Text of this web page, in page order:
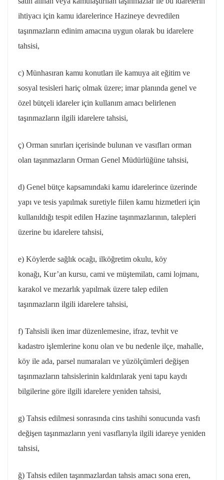
ihtiyacı için kamu idarelerince Hazineye devredilen
taşınmazların edinim amacına uygun olarak bu idarelere
tahsisi,
c) Münhasıran kamu konutları ile kamuya ait eğitim ve
sosyal tesisleri hariç olmak üzere; imar planında genel ve
özel bütçeli idareler için kullanım amacı belirlenen
taşınmazların ilgili idarelere tahsisi,
ç) Orman sınırları içerisinde bulunan ve vasıfları orman
olan taşınmazların Orman Genel Müdürlüğüne tahsisi,
d) Genel bütçe kapsamındaki kamu idarelerince üzerinde
yapı ve tesis yapılmak suretiyle fiilen kamu hizmetleri için
kullanıldığı tespit edilen Hazine taşınmazlarının, talepleri
üzerine bu idarelere tahsisi,
e) Köylerde sağlık ocağı, ilköğretim okulu, köy
konağı, Kur’an kursu, cami ve müştemilatı, cami lojmanı,
karakol ve mezarlık yapılmak üzere talep edilen
taşınmazların ilgili idarelere tahsisi,
f) Tahsisli iken imar düzenlemesine, ifraz, tevhit ve
kadastro işlemlerine konu olan ve bu nedenle ilçe, mahalle,
köy ile ada, parsel numaraları ve yüzölçümleri değişen
taşınmazların tahsislerinin kaldırılarak yeni tapu kaydı
bilgilerine göre ilgili idarelere yeniden tahsisi,
g) Tahsis edilmesi sonrasında cins tashihi sonucunda vasfı
değişen taşınmazların yeni vasıflarıyla ilgili idareye yeniden
tahsisi,
ğ) Tahsis edilen taşınmazlardan tahsis amacı sona eren,